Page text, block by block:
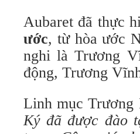
Aubaret đã thực
ước, từ hòa ước
nghi là Trương
động, Trương
Linh mục Trương
Ký đã được đào